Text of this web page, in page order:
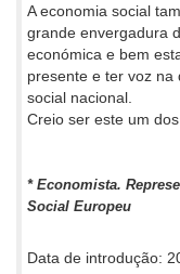
A economia social
grande envergadura
económica e bem
presente e ter voz na
social nacional.
Creio ser este um
* Economista.
Social Europeu
Data de introdução: